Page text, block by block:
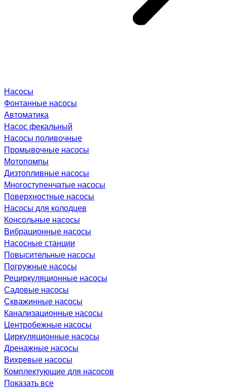
Насосы
Фонтанные насосы
Автоматика
Насос фекальный
Насосы поливочные
Промывочные насосы
Мотопомпы
Дизтопливные насосы
Многоступенчатые насосы
Поверхностные насосы
Насосы для колодцев
Консольные насосы
Вибрационные насосы
Насосные станции
Повысительные насосы
Погружные насосы
Рециркуляционные насосы
Садовые насосы
Скважинные насосы
Канализационные насосы
Центробежные насосы
Циркуляционные насосы
Дренажные насосы
Вихревые насосы
Комплектующие для насосов
Показать все